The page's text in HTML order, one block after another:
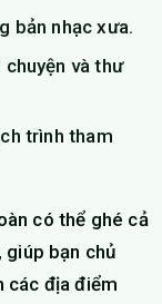
bản nhạc xưa.
và thư
trình tham
có thể ghé cả
bạn chủ
các địa điểm